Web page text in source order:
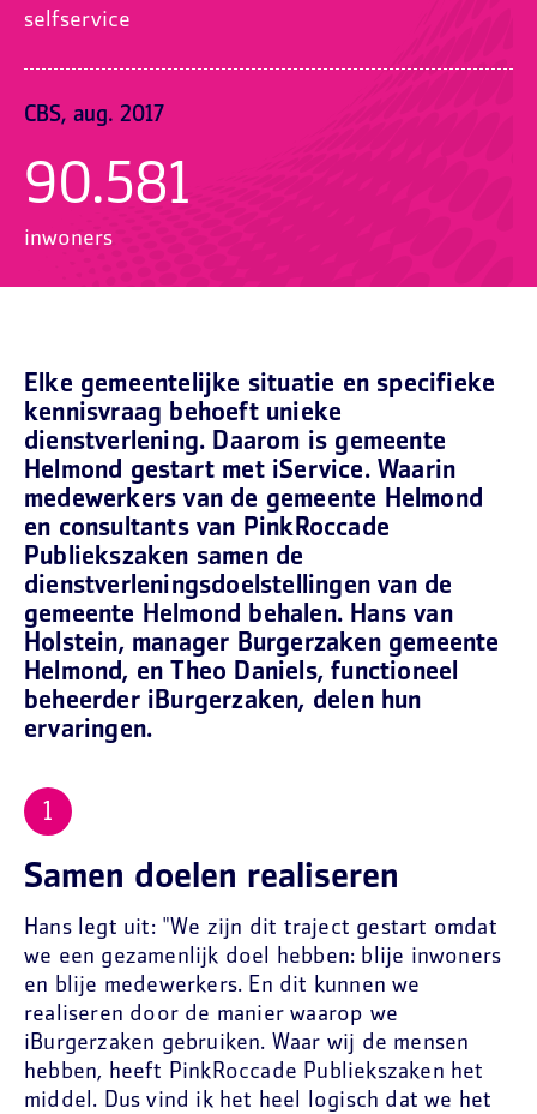
selfservice
CBS, aug. 2017
90.581
inwoners
Elke gemeentelijke situatie en specifieke
kennisvraag behoeft unieke
dienstverlening. Daarom is gemeente
Helmond gestart met iService. Waarin
medewerkers van de gemeente Helmond
en consultants van PinkRoccade
Publiekszaken samen de
dienstverleningsdoelstellingen van de
gemeente Helmond behalen. Hans van
Holstein, manager Burgerzaken gemeente
Helmond, en Theo Daniels, functioneel
beheerder iBurgerzaken, delen hun
ervaringen.
Samen doelen realiseren
Hans legt uit: "We zijn dit traject gestart omdat
we een gezamenlijk doel hebben: blije inwoners
en blije medewerkers. En dit kunnen we
realiseren door de manier waarop we
iBurgerzaken gebruiken. Waar wij de mensen
hebben, heeft PinkRoccade Publiekszaken het
middel. Dus vind ik het heel logisch dat we het